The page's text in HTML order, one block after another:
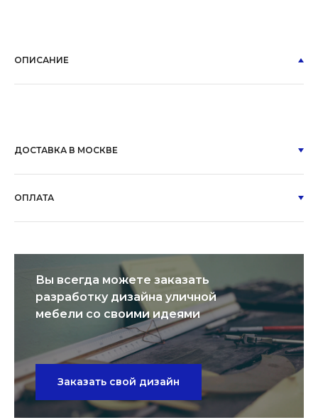
ОПИСАНИЕ
ДОСТАВКА В МОСКВЕ
ОПЛАТА
Вы всегда можете заказать
разработку дизайна уличной
мебели со своими идеями
Заказать свой дизайн